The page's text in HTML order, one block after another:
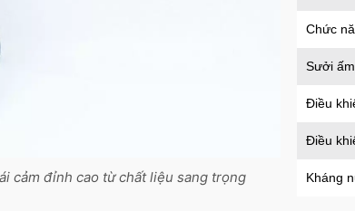
Chức
Sưởi ấm
Điều
Điều
Kháng
cảm đỉnh cao từ chất liệu sang trọng